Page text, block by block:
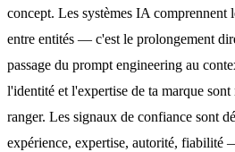
concept. Les systèmes IA comprennent
entre entités — c'est le prolongement
passage du prompt engineering au
l'identité et l'expertise de ta marque
ranger. Les signaux de confiance sont
expérience, expertise, autorité, fiabilité